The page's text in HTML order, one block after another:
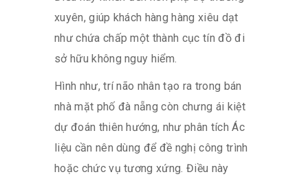
xuyên, giúp khách hàng hàng xiêu dạt
như chứa chấp một thành cục tín đồ đi
sở hữu không nguy hiểm.
Hình như, trí não nhân tạo ra trong bán
nhà mặt phố đà nẵng còn chưng ái kiệt
dự đoán thiên hướng, như phân tích Ác
liệu cần nên dùng để đề nghị công trình
hoặc chức vụ tương xứng. Điều này